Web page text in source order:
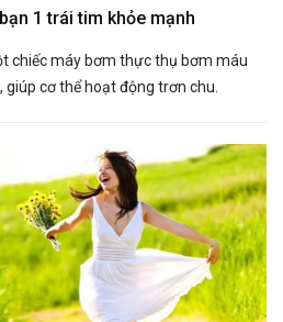
1 trái tim khỏe mạnh
chiếc máy bơm thực thụ bơm máu
cơ thể hoạt động trơn chu.